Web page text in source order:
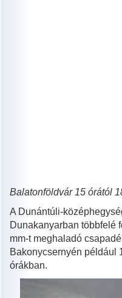
Balatonföldvár 15 órától
A Dunántúli-
Dunakanyarban többfelé
mm-t meghaladó
Bakonycsernyén például
órákban.